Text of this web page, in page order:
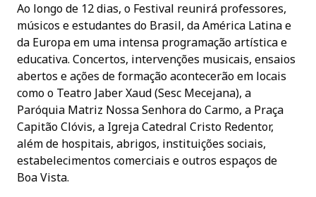
Ao longo de 12 dias, o Festival reunirá professores,
músicos e estudantes do Brasil, da América Latina e
da Europa em uma intensa programação artística e
educativa. Concertos, intervenções musicais, ensaios
abertos e ações de formação acontecerão em locais
como o Teatro Jaber Xaud (Sesc Mecejana), a
Paróquia Matriz Nossa Senhora do Carmo, a Praça
Capitão Clóvis, a Igreja Catedral Cristo Redentor,
além de hospitais, abrigos, instituições sociais,
estabelecimentos comerciais e outros espaços de
Boa Vista.